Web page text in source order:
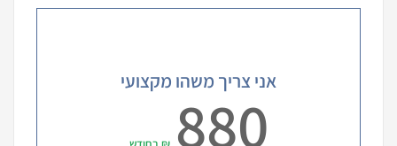
אני צריך משהו מקצועי
880